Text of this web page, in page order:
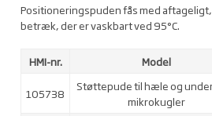
Positioneringspuden fås med
betræk, der er vaskbart ved 95°C.
HMI-nr. Model
105738
Støttepude til hæle og
mikrokugler